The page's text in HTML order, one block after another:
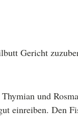
Gericht
und
einreiben. Den